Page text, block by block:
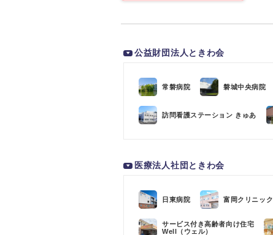
公益財団法人ときわ会
常磐病院 磐城中央病院
訪問看護ステーション きゅあ
医療法人社団ときわ会
日東病院 富岡クリニック
サービス付き高齢者向け住宅
Well（ウェル）